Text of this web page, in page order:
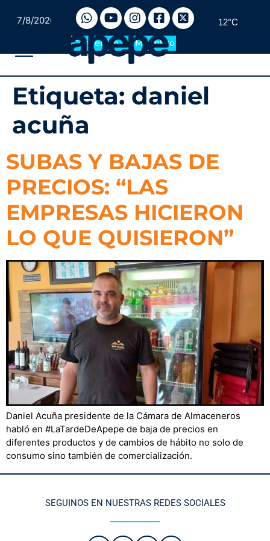
7/8/2026 12°C
Convertite en Miembro
Etiqueta: daniel
acuña
SUBAS Y BAJAS DE
PRECIOS: “LAS
EMPRESAS HICIERON
LO QUE QUISIERON”
Daniel Acuña presidente de la Cámara de Almaceneros
habló en #LaTardeDeApepe de baja de precios en
diferentes productos y de cambios de hábito no solo de
consumo sino también de comercialización.
SEGUINOS EN NUESTRAS REDES SOCIALES